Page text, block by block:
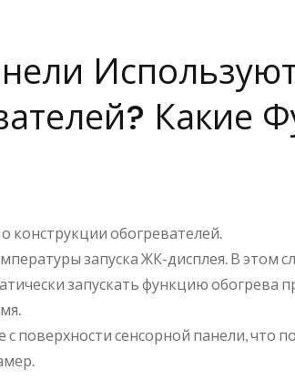
Какие
конструкции обогревателей.
запуска ЖК-дисплея. В этом
запускать функцию обогрева
поверхности сенсорной панели, что